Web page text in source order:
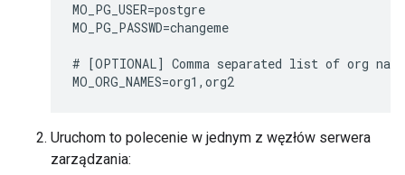
MO_PG_USER=postgre
MO_PG_PASSWD=changeme
# [OPTIONAL] Comma separated list of org
MO_ORG_NAMES=org1,org2
Uruchom to polecenie w jednym z węzłów serwera
zarządzania: